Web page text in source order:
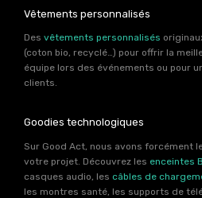
Vêtements personnalisés
Des vêtements personnalisés
(coton bio, recyclé…) pour offrir la
équipe lors des événements ou pour
clients.
Goodies technologiques
Sur Good Act, nous avons forcément
votre projet. Découvrez les enceintes
casques audio, les câbles de
les montres santé, les supports de